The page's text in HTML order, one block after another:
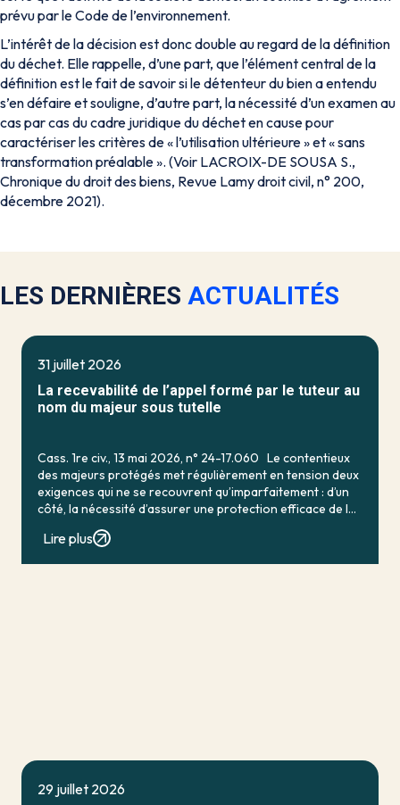
prévu par le Code de l’environnement.
L’intérêt de la décision est donc double au regard de la définition
du déchet. Elle rappelle, d’une part, que l’élément central de la
définition est le fait de savoir si le détenteur du bien a entendu
s’en défaire et souligne, d’autre part, la nécessité d’un examen au
cas par cas du cadre juridique du déchet en cause pour
caractériser les critères de « l’utilisation ultérieure » et « sans
transformation préalable ». (Voir LACROIX-DE SOUSA S.,
Chronique du droit des biens, Revue Lamy droit civil, n° 200,
décembre 2021).
LES DERNIÈRES ACTUALITÉS
31 juillet 2026
La recevabilité de l’appel formé par le tuteur au
nom du majeur sous tutelle
Cass. 1re civ., 13 mai 2026, n° 24-17.060 Le contentieux
des majeurs protégés met régulièrement en tension deux
exigences qui ne se recouvrent qu’imparfaitement : d’un
côté, la nécessité d’assurer une protection efficace de la
Lire plus
29 juillet 2026